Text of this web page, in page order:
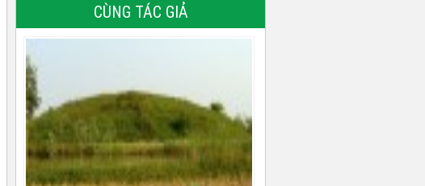
CÙNG TÁC GIẢ